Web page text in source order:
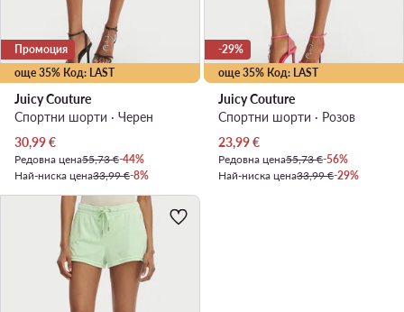
още 35% Код: LAST
Промоция
Juicy Couture
Спортни шорти · Черен
Актуална цена
30,99€
Редовна цена55,73 €-44%
Най-ниска цена33,99 €-8%
още 35% Код: LAST
-29%
Juicy Couture
Спортни шорти · Розов
Актуална цена
23,99€
Редовна цена55,73 €-56%
Най-ниска цена33,99 €-29%